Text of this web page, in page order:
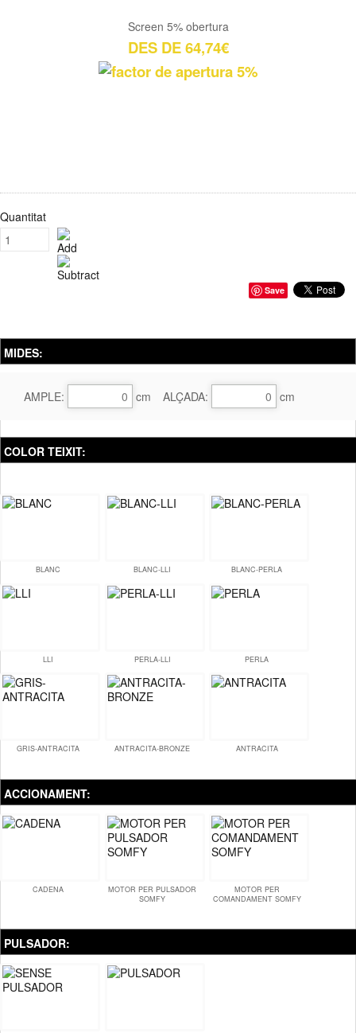
Screen 5% obertura
DES DE 64,74€
Quantitat
Save
MIDES:
AMPLE: cm ALÇADA: cm
COLOR TEIXIT:
BLANC BLANC-LLI BLANC-PERLA
LLI PERLA-LLI PERLA
GRIS-ANTRACITA ANTRACITA-BRONZE ANTRACITA
ACCIONAMENT:
CADENA
MOTOR PER PULSADOR
SOMFY
MOTOR PER
COMANDAMENT SOMFY
PULSADOR: